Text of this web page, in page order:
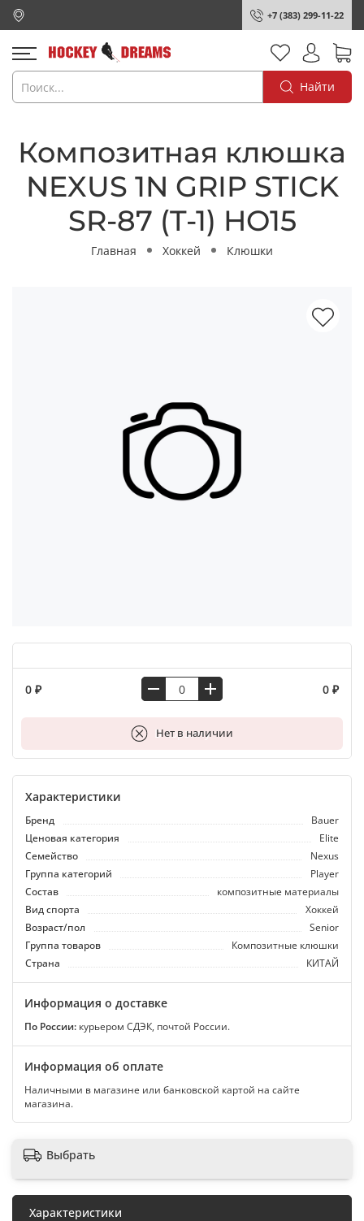
+7 (383) 299-11-22
Найти
Композитная клюшка
NEXUS 1N GRIP STICK
SR-87 (T-1) HO15
Главная Хоккей Клюшки
0 ₽ 0 ₽
Нет в наличии
В корзину
Характеристики
Бренд
Bauer
Ценовая категория
Elite
Семейство
Nexus
Группа категорий
Player
Состав
композитные материалы
Вид спорта
Хоккей
Возраст/пол
Senior
Группа товаров
Композитные клюшки
Страна
КИТАЙ
Информация о доставке
По России: курьером СДЭК, почтой России.
Информация об оплате
Наличными в магазине или банковской картой на сайте
магазина.
Выбрать
Характеристики